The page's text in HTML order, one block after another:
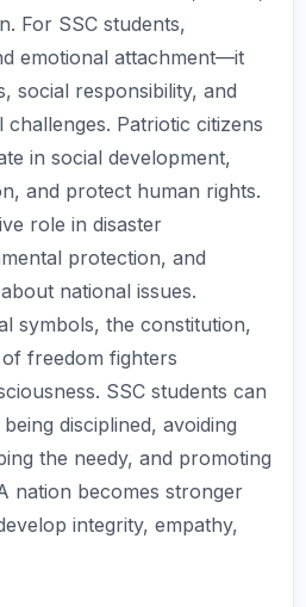
For SSC students,
emotional attachment—it
social responsibility, and
Patriotic citizens
in social development,
and protect human rights.
role in disaster
protection, and
national issues.
symbols, the constitution,
freedom fighters
SSC students can
disciplined, avoiding
the needy, and promoting
nation becomes stronger
integrity, empathy,